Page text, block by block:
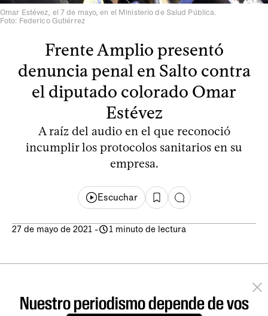
Omar Estévez, el 7 de mayo, en el Ministerio de Salud Pública.
Foto: Federico Gutiérrez
Frente Amplio presentó
denuncia penal en Salto contra
el diputado colorado Omar
Estévez
A raíz del audio en el que reconoció
incumplir los protocolos sanitarios en su
empresa.
Escuchar
27 de mayo de 2021 - 1 minuto de lectura
Nuestro periodismo depende de vos